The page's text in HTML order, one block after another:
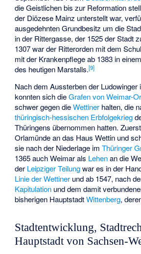
die Geistlichen bis zur Reformation
der Diözese Mainz unterstellt war,
ausgedehnten Grundbesitz um die
in der Rittergasse, der 1525 der Stadt
1307 war der Ritterorden mit dem
mit der Krankenpflege ab 1383 in
des heutigen Marstalls.[9]
Nach dem Aussterben der Ludowinger
konnten sich dieGrafen von Weimar-
schwer gegen dieWettiner halten, die
thüringisch-hessischen Erbfolgekrieg
Thüringens übernommen hatten.
Orlamünde an das Haus Wettin und
sie nach der Niederlage imThüringer
1365 auch Weimar als Lehenan die
der Leipziger Teilungwar es in der
Linie der Wettiner und ab 1547, nach
Kapitulation und dem damit
bisherigen HauptstadtWittenberg,
Stadtentwicklung,
Hauptstadt von Sachsen-